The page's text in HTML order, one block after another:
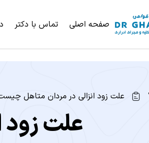
صفحه اصلی تماس با دکتر
علت زود انزالی در مردان متاهل
علت زود